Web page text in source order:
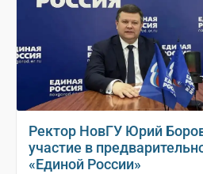
Ректор НовГУ Юрий
участие в
«Единой России»